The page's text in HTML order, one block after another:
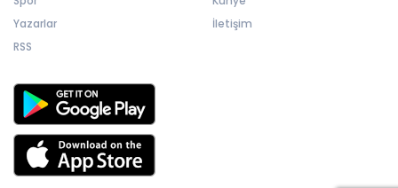
Yazarlar
RSS
İletişim